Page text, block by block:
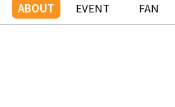
ABOUT EVENT FAN